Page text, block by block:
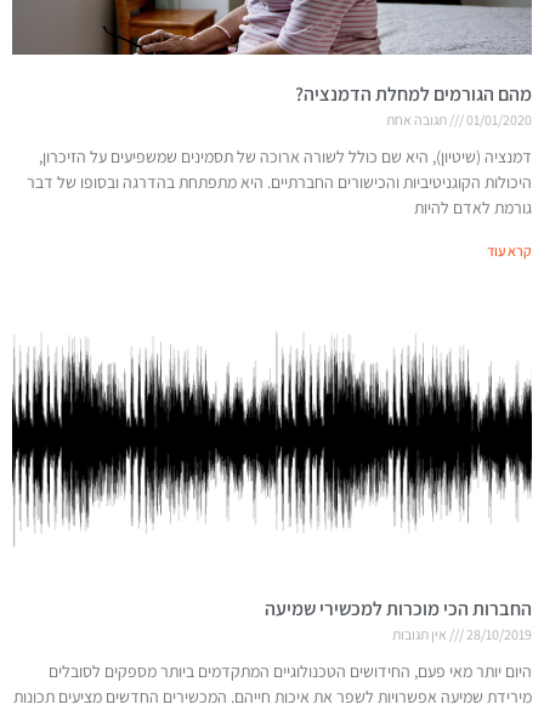
מהם הגורמים למחלת הדמנציה?
01/01/2020 תגובה אחת
דמנציה (שיטיון), היא שם כולל לשורה ארוכה של תסמינים שמשפיעים על הזיכרון,
היכולות הקוגניטיביות והכישורים החברתיים. היא מתפתחת בהדרגה ובסופו של דבר
גורמת לאדם להיות
קרא עוד
החברות הכי מוכרות למכשירי שמיעה
28/10/2019 אין תגובות
היום יותר מאי פעם, החידושים הטכנולוגיים המתקדמים ביותר מספקים לסובלים
מירידת שמיעה אפשרויות לשפר את איכות חייהם. המכשירים החדשים מציעים תכונות